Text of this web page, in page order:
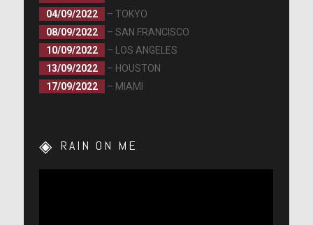
04/09/2022
– TOKYO
08/09/2022
– SAN FRANCISCO
10/09/2022
– LOS ANGELES
13/09/2022
– HOUSTON
17/09/2022
– MIAMI
RAIN ON ME